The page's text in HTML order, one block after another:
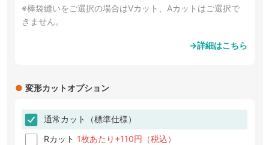
※棒袋縫いをご選択の場合はVカット、Aカットはご選択で
きません。
→詳細はこちら
● 変形カットオプション
通常カット（標準仕様）
Rカット 1枚あたり+110円（税込）